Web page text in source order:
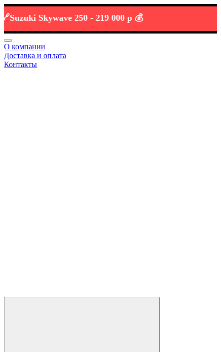
Skywave 250 -219 000 р 💰
О компании
Доставка и оплата
Контакты